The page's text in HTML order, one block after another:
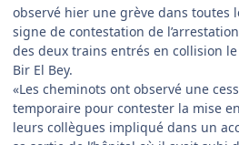
observé hier une grève dans toutes
signe de contestation de
des deux trains entrés en collision
Bir El Bey.
«Les cheminots ont observé une
temporaire pour contester la mise
leurs collègues impliqué dans un